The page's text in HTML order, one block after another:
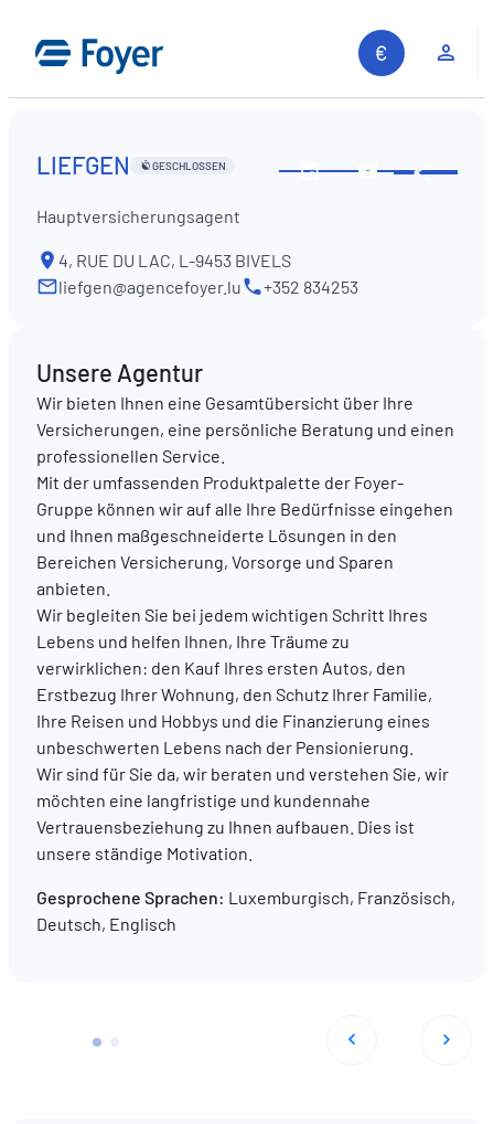
Inhalt
springen
Auf unserer Website suchen
EN
LIEFGEN GESCHLOSSEN
Diese
Hauptversicherungsagent
4, RUE DU LAC, L-9453 BIVELS
liefgen@agencefoyer.lu
+352 834253
Unsere Agentur
Wir bieten Ihnen eine Gesamtübersicht über Ihre
Versicherungen, eine persönliche Beratung und einen
professionellen Service.
Mit der umfassenden Produktpalette der Foyer-
Gruppe können wir auf alle Ihre Bedürfnisse eingehen
und Ihnen maßgeschneiderte Lösungen in den
Bereichen Versicherung, Vorsorge und Sparen
anbieten.
Wir begleiten Sie bei jedem wichtigen Schritt Ihres
Lebens und helfen Ihnen, Ihre Träume zu
verwirklichen: den Kauf Ihres ersten Autos, den
Erstbezug Ihrer Wohnung, den Schutz Ihrer Familie,
Ihre Reisen und Hobbys und die Finanzierung eines
unbeschwerten Lebens nach der Pensionierung.
Wir sind für Sie da, wir beraten und verstehen Sie, wir
möchten eine langfristige und kundennahe
Vertrauensbeziehung zu Ihnen aufbauen. Dies ist
unsere ständige Motivation.
Gesprochene Sprachen: Luxemburgisch, Französisch,
Deutsch, Englisch